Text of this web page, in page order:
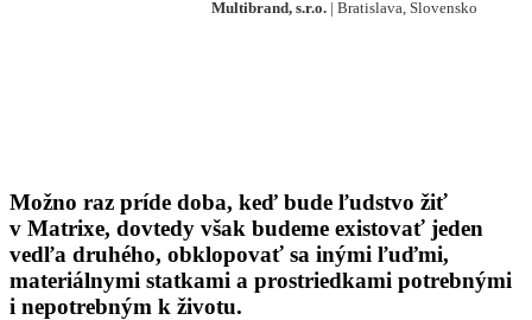
Multibrand, s.r.o. | Bratislava, Slovensko
Možno raz príde doba, keď bude ľudstvo žiť
v Matrixe, dovtedy však budeme existovať jeden
vedľa druhého, obklopovať sa inými ľuďmi,
materiálnymi statkami a prostriedkami potrebnými
i nepotrebným k životu.